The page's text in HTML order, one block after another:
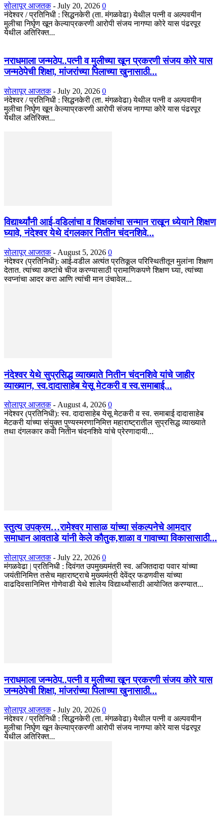
सोलापूर आजतक - July 20, 2026 0
नंदेश्वर / प्रतिनिधी : सिद्धनकेरी (ता. मंगळवेढा) येथील पत्नी व अल्पवयीन
मुलीचा निर्घृण खून केल्याप्रकरणी आरोपी संजय नागप्पा कोरे यास पंढरपूर
येथील अतिरिक्त...
नराधमाला जन्मठेप..पत्नी व मुलीच्या खून प्रकरणी संजय कोरे यास
जन्मठेपेची शिक्षा, मांजरांच्या पिलाच्या खुनासाठी...
सोलापूर आजतक - July 20, 2026 0
नंदेश्वर / प्रतिनिधी : सिद्धनकेरी (ता. मंगळवेढा) येथील पत्नी व अल्पवयीन
मुलीचा निर्घृण खून केल्याप्रकरणी आरोपी संजय नागप्पा कोरे यास पंढरपूर
येथील अतिरिक्त...
विद्यार्थ्यांनी आई-वडिलांचा व शिक्षकांचा सन्मान राखून ध्येयाने शिक्षण
घ्यावे, नंदेश्वर येथे दंगलकार नितीन चंदनशिवे...
सोलापूर आजतक - August 5, 2026 0
नंदेश्वर (प्रतिनिधी): आई-वडील अत्यंत प्रतिकूल परिस्थितीतून मुलांना शिक्षण
देतात. त्यांच्या कष्टांचे चीज करण्यासाठी प्रामाणिकपणे शिक्षण घ्या, त्यांच्या
स्वप्नांचा आदर करा आणि त्यांची मान उंचावेल...
नंदेश्वर येथे सुप्रसिद्ध व्याख्याते नितीन चंदनशिवे यांचे जाहीर
व्याख्यान, स्व.दादासाहेब येसू मेटकरी व स्व.समाबाई...
सोलापूर आजतक - August 4, 2026 0
नंदेश्वर (प्रतिनिधी): स्व. दादासाहेब येसू मेटकरी व स्व. समाबाई दादासाहेब
मेटकरी यांच्या संयुक्त पुण्यस्मरणानिमित्त महाराष्ट्रातील सुप्रसिद्ध व्याख्याते
तथा दंगलकार कवी नितीन चंदनशिवे यांचे प्रेरणादायी...
स्तुत्य उपक्रम…रामेश्वर मासाळ यांच्या संकल्पनेचे आमदार
समाधान आवताडे यांनी केले कौतुक,शाळा व गावाच्या विकासासाठी...
सोलापूर आजतक - July 22, 2026 0
मंगळवेढा | प्रतिनिधी : दिवंगत उपमुख्यमंत्री स्व. अजितदादा पवार यांच्या
जयंतीनिमित्त तसेच महाराष्ट्राचे मुख्यमंत्री देवेंद्र फडणवीस यांच्या
वाढदिवसानिमित्त गोणेवाडी येथे शालेय विद्यार्थ्यांसाठी आयोजित करण्यात...
नराधमाला जन्मठेप..पत्नी व मुलीच्या खून प्रकरणी संजय कोरे यास
जन्मठेपेची शिक्षा, मांजरांच्या पिलाच्या खुनासाठी...
सोलापूर आजतक - July 20, 2026 0
नंदेश्वर / प्रतिनिधी : सिद्धनकेरी (ता. मंगळवेढा) येथील पत्नी व अल्पवयीन
मुलीचा निर्घृण खून केल्याप्रकरणी आरोपी संजय नागप्पा कोरे यास पंढरपूर
येथील अतिरिक्त...